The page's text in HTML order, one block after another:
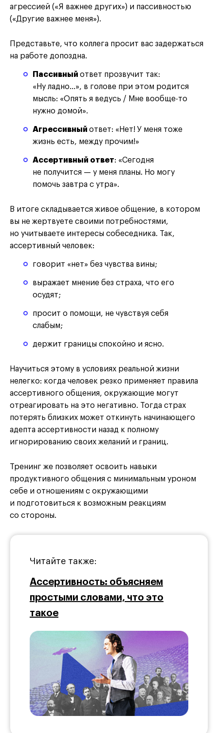
агрессией («Я важнее других») и пассивностью
(«Другие важнее меня»).
Представьте, что коллега просит вас задержаться
на работе допоздна.
Пассивный ответ прозвучит так:
«Ну ладно…», в голове при этом родится
мысль: «Опять я ведусь / Мне вообще-то
нужно домой».
Агрессивный ответ: «Нет! У меня тоже
жизнь есть, между прочим!»
Ассертивный ответ: «Сегодня
не получится — у меня планы. Но могу
помочь завтра с утра».
В итоге складывается живое общение, в котором
вы не жертвуете своими потребностями,
но учитываете интересы собеседника. Так,
ассертивный человек:
говорит «нет» без чувства вины;
выражает мнение без страха, что его
осудят;
просит о помощи, не чувствуя себя
слабым;
держит границы спокойно и ясно.
Научиться этому в условиях реальной жизни
нелегко: когда человек резко применяет правила
ассертивного общения, окружающие могут
отреагировать на это негативно. Тогда страх
потерять близких может откинуть начинающего
адепта ассертивности назад к полному
игнорированию своих желаний и границ.
Тренинг же позволяет освоить навыки
продуктивного общения с минимальным уроном
себе и отношениям с окружающими
и подготовиться к возможным реакциям
со стороны.
Читайте также:
Ассертивность: объясняем
простыми словами, что это
такое